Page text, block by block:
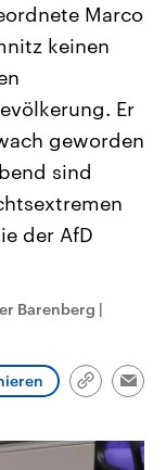
Beiträge,
und
die Vereinigten
Ländern
Einfluss auf
Marco
keinen
Er
geworden
sind
der AfD
Barenberg |
Link